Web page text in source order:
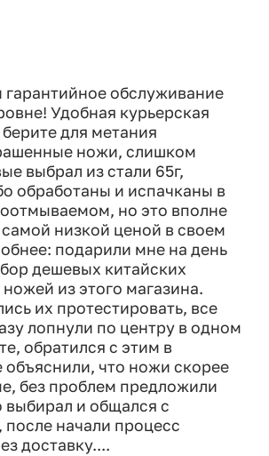
обслуживание
Удобная курьерская
для метания
ножи, слишком
выбрал из стали 65г,
обработаны и испачканы в
но это вполне
низкой ценой в своем
подарили мне на день
дешевых китайских
из этого магазина.
их протестировать, все
лопнули по центру в одном
обратился с этим в
объяснили, что ножи скорее
без проблем предложили
выбирал и общался с
начали процесс
доставку....